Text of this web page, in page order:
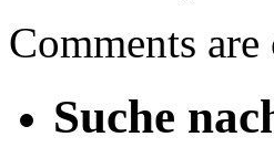
Comments are
Suche